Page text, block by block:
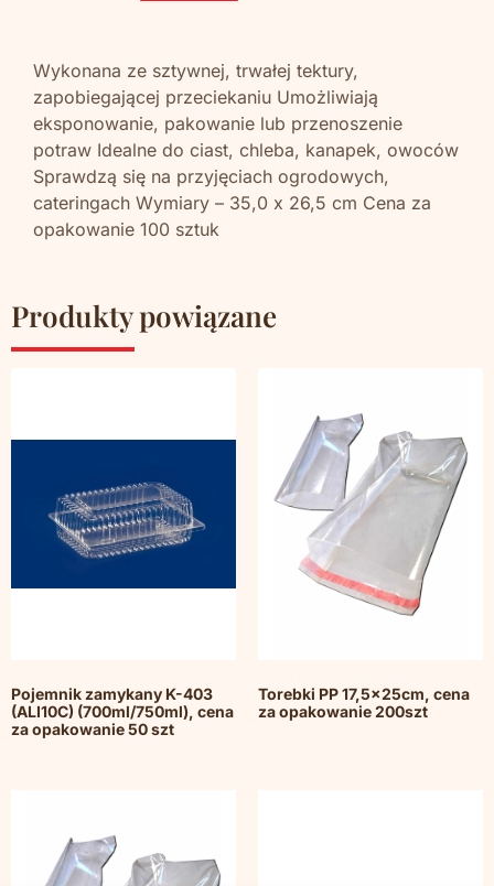
Wykonana ze sztywnej, trwałej tektury,
zapobiegającej przeciekaniu Umożliwiają
eksponowanie, pakowanie lub przenoszenie
potraw Idealne do ciast, chleba, kanapek, owoców
Sprawdzą się na przyjęciach ogrodowych,
cateringach Wymiary – 35,0 x 26,5 cm Cena za
opakowanie 100 sztuk
Produkty powiązane
Pojemnik zamykany K-403
(ALI10C) (700ml/750ml), cena
za opakowanie 50 szt
Torebki PP 17,5x25cm, cena
za opakowanie 200szt